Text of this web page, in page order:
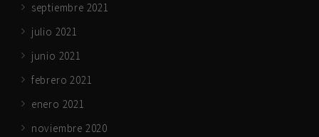
septiembre 2021
julio 2021
junio 2021
febrero 2021
enero 2021
noviembre 2020